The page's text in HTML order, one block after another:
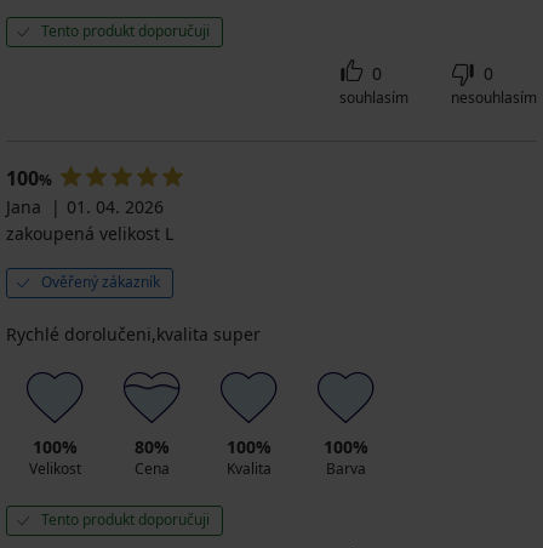
Tento produkt doporučuji
0
souhlasím
0
nesouhlasím
100%
Jana
01. 04. 2026
zakoupená velikost L
Ověřený zákazník
Rychlé dorolučeni,kvalita super
100%
Velikost
80%
Cena
100%
Kvalita
100%
Barva
Tento produkt doporučuji